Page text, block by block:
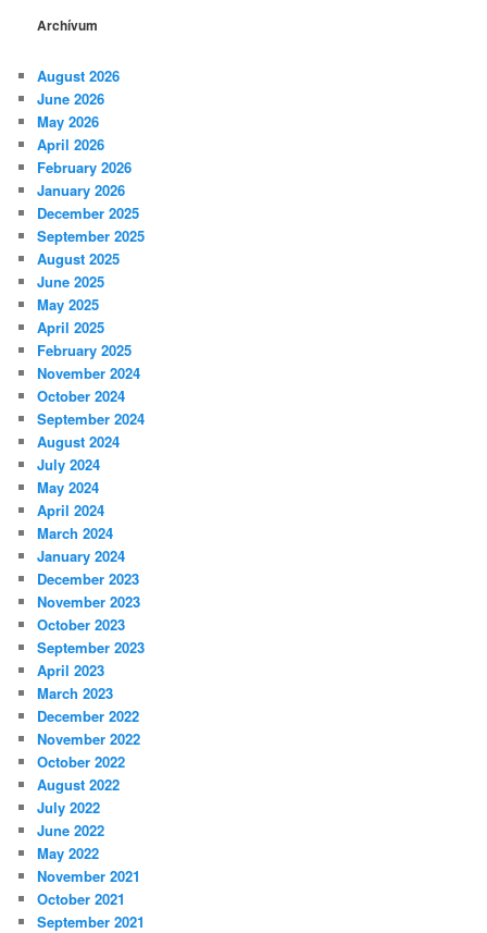
Archívum
August 2026
June 2026
May 2026
April 2026
February 2026
January 2026
December 2025
September 2025
August 2025
June 2025
May 2025
April 2025
February 2025
November 2024
October 2024
September 2024
August 2024
July 2024
May 2024
April 2024
March 2024
January 2024
December 2023
November 2023
October 2023
September 2023
April 2023
March 2023
December 2022
November 2022
October 2022
August 2022
July 2022
June 2022
May 2022
November 2021
October 2021
September 2021